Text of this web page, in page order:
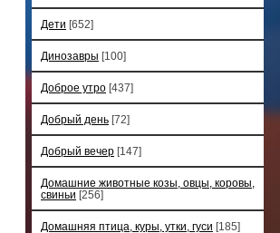
Дети [652]
Динозавры [100]
Доброе утро [437]
Добрый день [72]
Добрый вечер [147]
Домашние животные козы, овцы, коровы,
свиньи [256]
Домашняя птица, куры, утки, гуси [185]